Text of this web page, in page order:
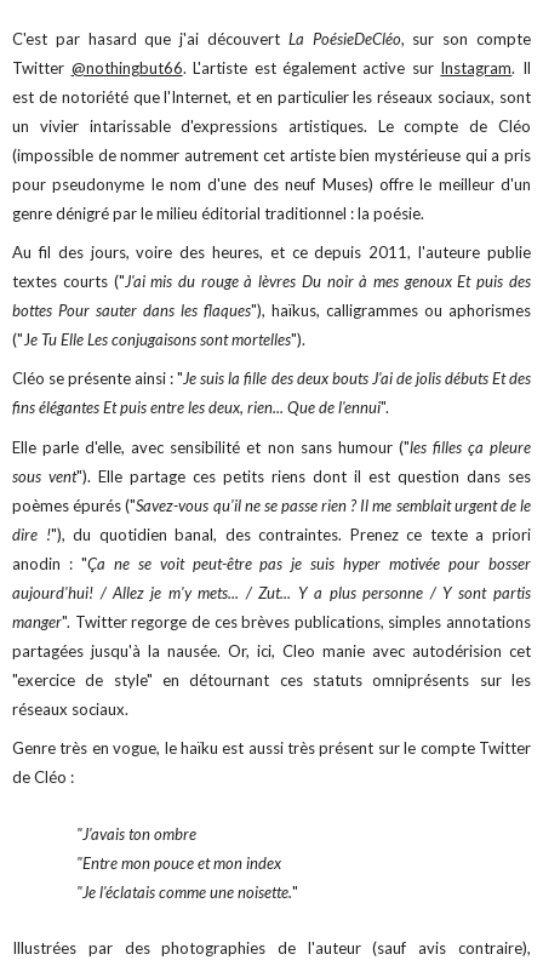
C'est par hasard que j'ai découvert La PoésieDeCléo, sur son compte
Twitter @nothingbut66. L'artiste est également active sur Instagram. Il
est de notoriété que l'Internet, et en particulier les réseaux sociaux, sont
un vivier intarissable d'expressions artistiques. Le compte de Cléo
(impossible de nommer autrement cet artiste bien mystérieuse qui a pris
pour pseudonyme le nom d'une des neuf Muses) offre le meilleur d'un
genre dénigré par le milieu éditorial traditionnel : la poésie.
Au fil des jours, voire des heures, et ce depuis 2011, l'auteure publie
textes courts ("J'ai mis du rouge à lèvres Du noir à mes genoux Et puis des
bottes Pour sauter dans les flaques"), haïkus, calligrammes ou aphorismes
("Je Tu Elle Les conjugaisons sont mortelles").
Cléo se présente ainsi : "Je suis la fille des deux bouts J'ai de jolis débuts Et des
fins élégantes Et puis entre les deux, rien... Que de l'ennui".
Elle parle d'elle, avec sensibilité et non sans humour ("les filles ça pleure
sous vent"). Elle partage ces petits riens dont il est question dans ses
poèmes épurés ("Savez-vous qu'il ne se passe rien ? Il me semblait urgent de le
dire !"), du quotidien banal, des contraintes. Prenez ce texte a priori
anodin : "Ça ne se voit peut-être pas je suis hyper motivée pour bosser
aujourd'hui! / Allez je m'y mets... / Zut... Y a plus personne / Y sont partis
manger". Twitter regorge de ces brèves publications, simples annotations
partagées jusqu'à la nausée. Or, ici, Cleo manie avec autodérision cet
"exercice de style" en détournant ces statuts omniprésents sur les
réseaux sociaux.
Genre très en vogue, le haïku est aussi très présent sur le compte Twitter
de Cléo :
"J'avais ton ombre
"Entre mon pouce et mon index
"Je l'éclatais comme une noisette."
Illustrées par des photographies de l'auteur (sauf avis contraire),